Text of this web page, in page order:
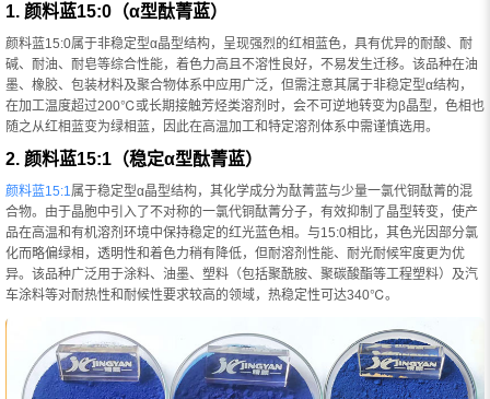
1. 颜料蓝15:0（α型酞菁蓝）
颜料蓝15:0属于非稳定型α晶型结构，呈现强烈的红相蓝色，具有优异的耐酸、耐
碱、耐油、耐皂等综合性能，着色力高且不溶性良好，不易发生迁移。该品种在油
墨、橡胶、包装材料及聚合物体系中应用广泛，但需注意其属于非稳定型α结构，
在加工温度超过200℃或长期接触芳烃类溶剂时，会不可逆地转变为β晶型，色相也
随之从红相蓝变为绿相蓝，因此在高温加工和特定溶剂体系中需谨慎选用。
2. 颜料蓝15:1（稳定α型酞菁蓝）
颜料蓝15:1 属于稳定型α晶型结构，其化学成分为酞菁蓝与少量一氯代铜酞菁的混
合物。由于晶胞中引入了不对称的一氯代铜酞菁分子，有效抑制了晶型转变，使产
品在高温和有机溶剂环境中保持稳定的红光蓝色相。与15:0相比，其色光因部分氯
化而略偏绿相，透明性和着色力稍有降低，但耐溶剂性能、耐光耐候牢度更为优
异。该品种广泛用于涂料、油墨、塑料（包括聚酰胺、聚碳酸酯等工程塑料）及汽
车涂料等对耐热性和耐候性要求较高的领域，热稳定性可达340℃。